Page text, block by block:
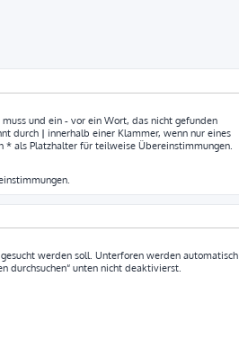
und ein - vor ein Wort, das nicht gefunden
durch | innerhalb einer Klammer, wenn nur eines
* als Platzhalter für teilweise Übereinstimmungen.
werden soll. Unterforen werden automatisch
durchsuchen“ unten nicht deaktivierst.